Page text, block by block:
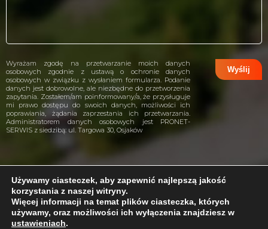
Problem z internetem?
Wyrażam zgodę na przetwarzanie moich danych
osobowych zgodnie z ustawą o ochronie danych
osobowych w związku z wysłaniem formularza. Podanie
danych jest dobrowolne, ale niezbędne do przetworzenia
zapytania. Zostałem/am poinformowany/a, że przysługuje
mi prawo dostępu do swoich danych, możliwości ich
poprawiania, żądania zaprzestania ich przetwarzania.
Administratorem danych osobowych jest PRONET-
SERWIS z siedzibą: ul. Targowa 30, Osjaków
projekt i wykonanie:CreativeHeads.pl
Używamy ciasteczek, aby zapewnić najlepszą jakość
korzystania z naszej witryny.
Więcej informacji na temat plików ciasteczka, których
używamy, oraz możliwości ich wyłączenia znajdziesz w
ustawieniach.